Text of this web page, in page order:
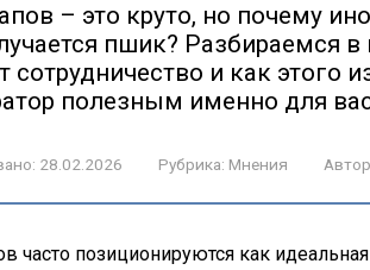
– это круто, но почему
пшик? Разбираемся в
сотрудничество и как этого
полезным именно для
28.02.2026 Рубрика: Мнения
часто позиционируются как